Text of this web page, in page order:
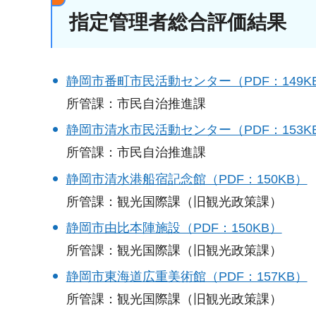
指定管理者総合評価結果
静岡市番町市民活動センター（PDF：149KB
所管課：市民自治推進課
静岡市清水市民活動センター（PDF：153KB
所管課：市民自治推進課
静岡市清水港船宿記念館（PDF：150KB）
所管課：観光国際課（旧観光政策課）
静岡市由比本陣施設（PDF：150KB）
所管課：観光国際課（旧観光政策課）
静岡市東海道広重美術館（PDF：157KB）
​​​​​​​所管課：観光国際課（旧観光政策課）